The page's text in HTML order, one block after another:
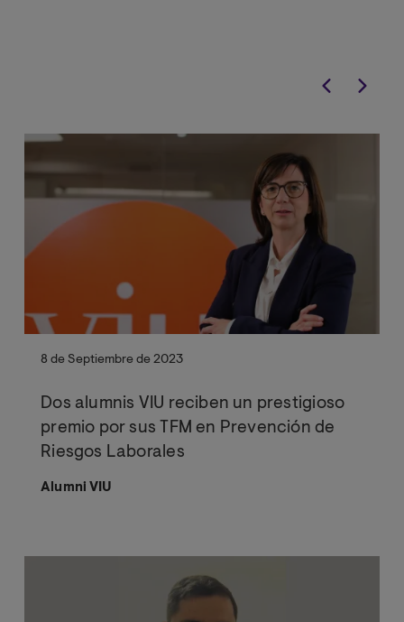
8 de Septiembre de 2023
Dos alumnis VIU reciben un prestigioso
premio por sus TFM en Prevención de
Riesgos Laborales
Alumni VIU